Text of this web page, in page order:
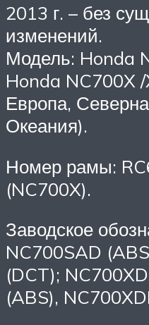
2013 г. – без
изменений.
Модель: Honda
Honda NC700X
Европа,
Океания).
Номер рамы:
(NC700X).
Заводское
NC700SAD
(DCT);
(ABS),